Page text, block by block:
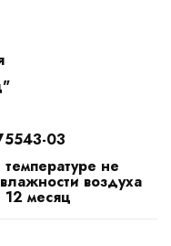
03
не
воздуха
месяц